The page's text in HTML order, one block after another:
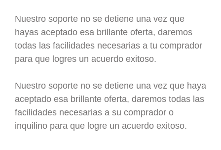
Nuestro soporte no se detiene una vez que
hayas aceptado esa brillante oferta, daremos
todas las facilidades necesarias a tu comprador
para que logres un acuerdo exitoso.
Nuestro soporte no se detiene una vez que haya
aceptado esa brillante oferta, daremos todas las
facilidades necesarias a su comprador o
inquilino para que logre un acuerdo exitoso.